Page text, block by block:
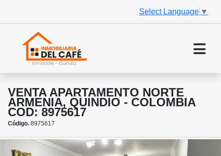
Select Language ▼
VENTA APARTAMENTO NORTE
ARMENIA, QUINDIO - COLOMBIA
COD: 8975617
Código. 8975617